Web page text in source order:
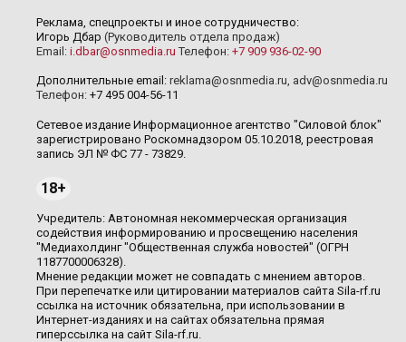
Реклама, спецпроекты и иное сотрудничество:
Игорь Дбар (Руководитель отдела продаж)
Email: i.dbar@osnmedia.ru Телефон: +7 909 936-02-90
Дополнительные email: reklama@osnmedia.ru adv@osnmedia.ru
Телефон: +7 495 004-56-11
Сетевое издание Информационное агентство "Силовой блок"
зарегистрировано Роскомнадзором 05.10.2018, реестровая
запись ЭЛ № ФС 77 - 73829.
18+
Учредитель: Автономная некоммерческая организация
содействия информированию и просвещению населения
"Медиахолдинг "Общественная служба новостей" (ОГРН
1187700006328).
Мнение редакции может не совпадать с мнением авторов.
При перепечатке или цитировании материалов сайта Sila-rf.ru
ссылка на источник обязательна, при использовании в
Интернет-изданиях и на сайтах обязательна прямая
гиперссылка на сайт Sila-rf.ru.